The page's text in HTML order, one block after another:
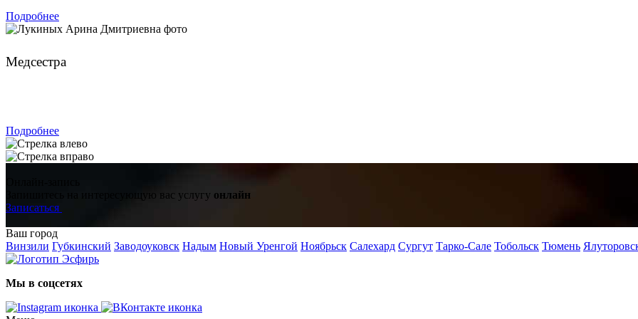
Подробнее
Медсестра
Подробнее
Запишитесь на интересующую вас услугу онлайн
Записаться
Ваш город
Винзили Губкинский Заводоуковск Надым Новый Уренгой Ноябрьск Салехард Сургут Тарко-Сале Тобольск Тюмень
Мы в соцсетях